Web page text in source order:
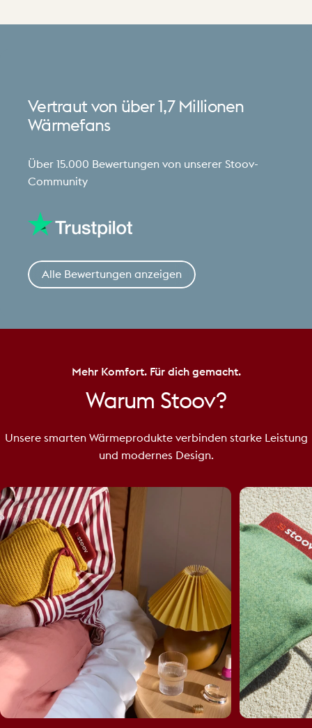
Vertraut von über 1,7 Millionen
Wärmefans
Über 15.000 Bewertungen von unserer Stoov-
Community
Alle Bewertungen anzeigen
Mehr Komfort. Für dich gemacht.
Warum Stoov?
Unsere smarten Wärmeprodukte verbinden starke Leistung
und modernes Design.